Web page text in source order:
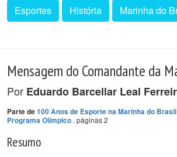
Esportes História Marinha do
Mensagem do Comandante da
Por Eduardo Barcellar Leal
Parte de100 Anos de Esporte na Marinha do
Programa Olímpico . páginas 2
Resumo